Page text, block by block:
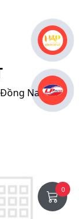
Nai
0